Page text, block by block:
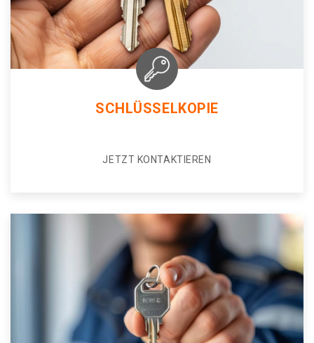
SCHLÜSSELKOPIE
JETZT KONTAKTIEREN